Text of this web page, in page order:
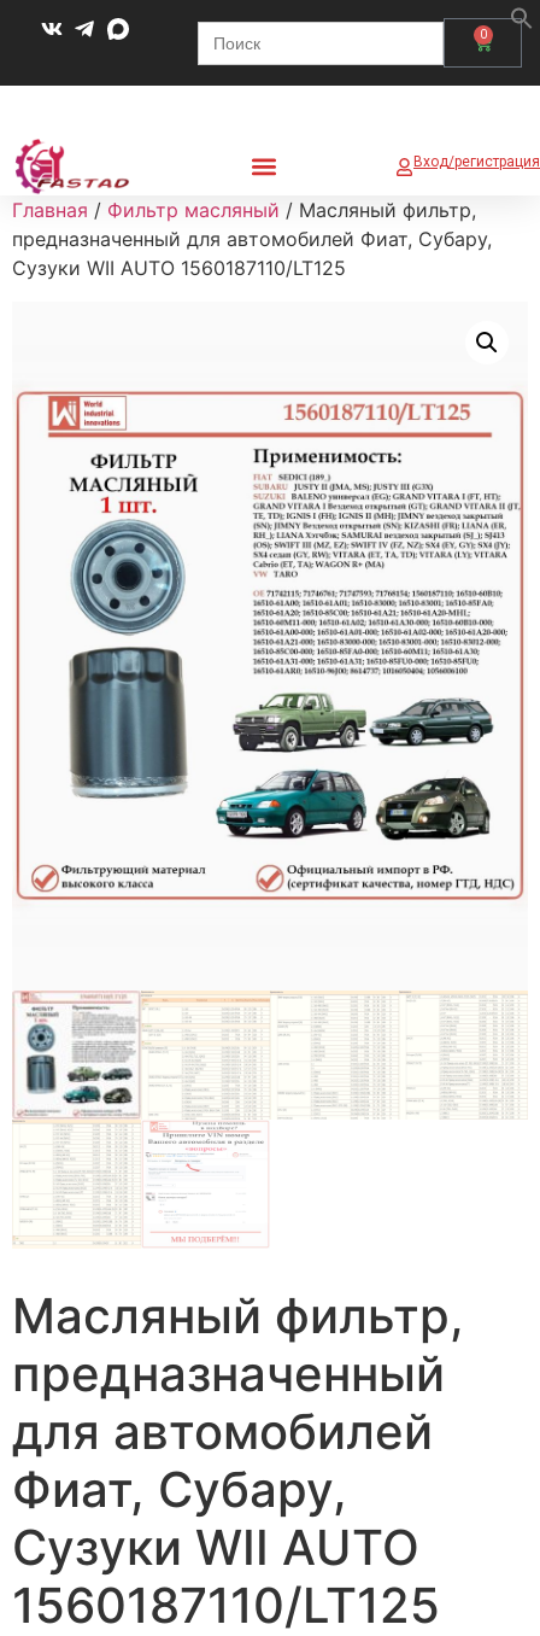
0
Search
for:
Вход/регистрация
Главная / Фильтр масляный / Масляный фильтр,
предназначенный для автомобилей Фиат, Субару,
Сузуки WII AUTO 1560187110/LT125
Масляный фильтр,
предназначенный
для автомобилей
Фиат, Субару,
Сузуки WII AUTO
1560187110/LT125